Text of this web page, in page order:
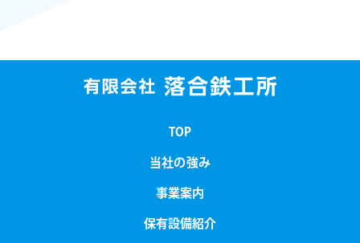
TOP
当社の強み
事業案内
保有設備紹介